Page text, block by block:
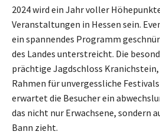
2024 wird ein Jahr voller
Veranstaltungen in Hessen sein.
ein spannendes Programm
des Landes unterstreicht. Die
prächtige Jagdschloss
Rahmen für unvergessliche Festivals
erwartet die Besucher ein
das nicht nur Erwachsene, sondern
Bann zieht.